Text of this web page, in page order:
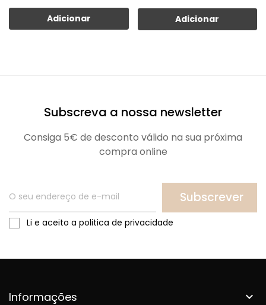
Adicionar Adicionar
Subscreva a nossa newsletter
Consiga 5€ de desconto válido na sua próxima
compra online
Subscrever
Li e aceito a politica de privacidade
Informações 